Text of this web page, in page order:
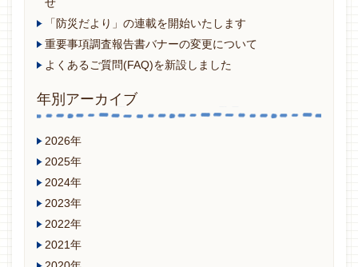
「防災だより」の連載を開始いたします
重要事項調査報告書バナーの変更について
よくあるご質問(FAQ)を新設しました
年別アーカイブ
2026年
2025年
2024年
2023年
2022年
2021年